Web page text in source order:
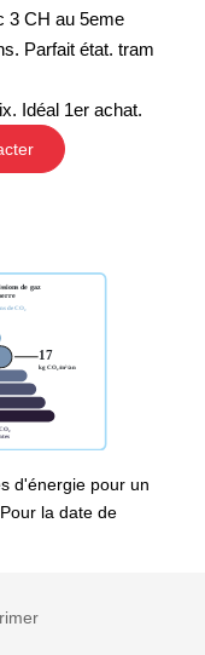
3 CH au 5eme
Parfait état. tram
Idéal 1er achat.
d'énergie pour un
la date de